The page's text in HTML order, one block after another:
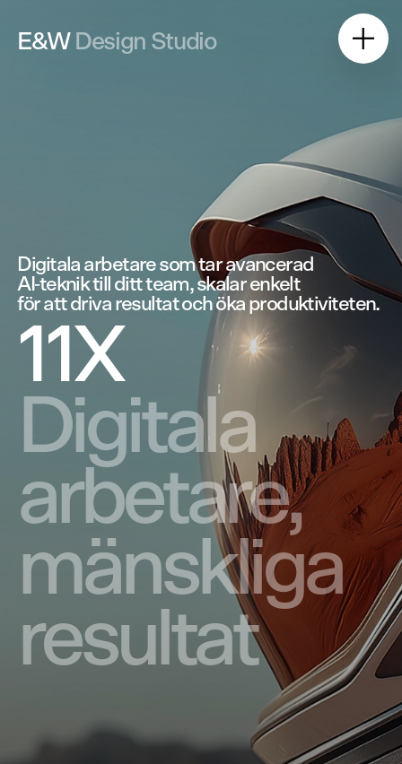
E&W Design Studio
Digitala arbetaresomtar avancerad
AI‑tekniktill dittteam, skalar enkelt
föratt driva resultatochöka produktiviteten.
11X
Digitala
arbetare,
mänskliga
resultat